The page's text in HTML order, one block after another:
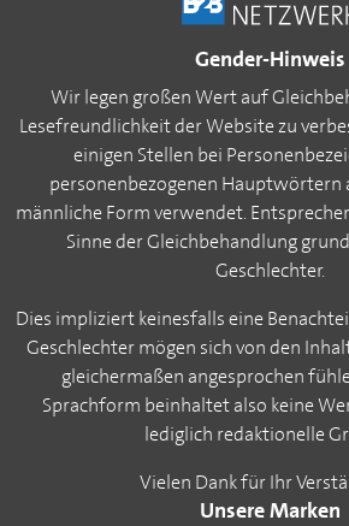
Gender-Hinweis
Wir legen großen Wert auf
Lesefreundlichkeit der Website zu
einigen Stellen bei
personenbezogenen Hauptwörtern
männliche Form verwendet.
Sinne der Gleichbehandlung
Geschlechter.
Dies impliziert keinesfalls eine
Geschlechter mögen sich von den
gleichermaßen angesprochen
Sprachform beinhaltet also keine
lediglich redaktionelle
Vielen Dank für Ihr
Unsere Marken